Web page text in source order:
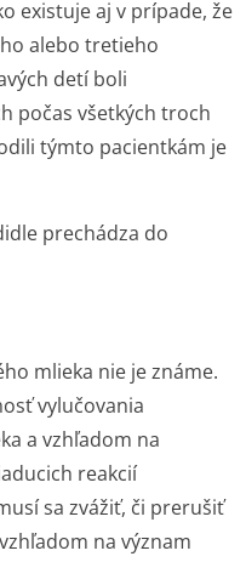
existuje aj v prípade, že
alebo tretieho
detí boli
počas všetkých troch
týmto pacientkám je
prechádza do
mlieka nie je známe.
vylučovania
a vzhľadom na
reakcií
sa zvážiť, či prerušiť
na význam